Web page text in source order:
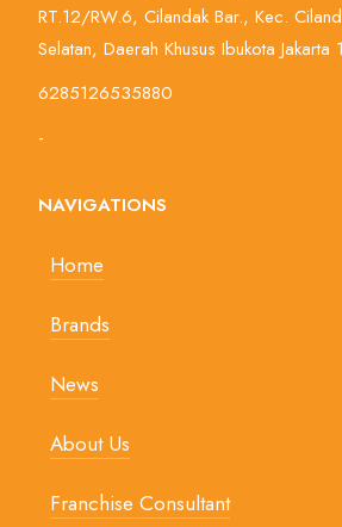
RT.12/RW.6, Cilandak Bar., Kec.
Selatan, Daerah Khusus Ibukota Jakarta
6285126535880
-
NAVIGATIONS
Home
Brands
News
About Us
Franchise Consultant